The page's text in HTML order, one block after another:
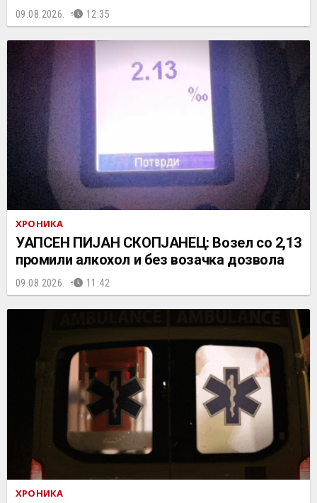
09.08.2026. 12:35
ХРОНИКА
УАПСЕН ПИЈАН СКОПЈАНЕЦ: Возел со 2,13
промили алкохол и без возачка дозвола
09.08.2026. 11:42
ХРОНИКА